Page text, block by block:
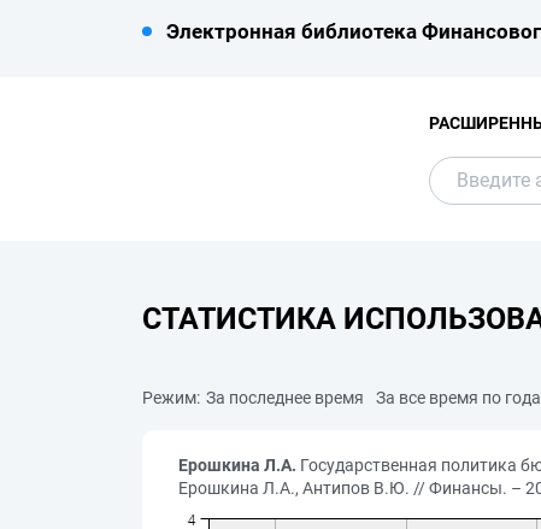
Электронная библиотека
СТАТИСТИКА
Режим: За последнее время За все время по
Ерошкина Л.А. Государственная политика
Ерошкина Л.А., Антипов В.Ю. // Финансы. –